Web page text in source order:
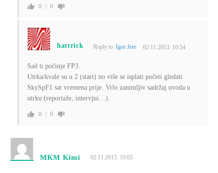
0 0
hattrick Reply to Igor Jere 02.11.2013. 10:54
Sad ti počinje FP3.
Utrka/kvale su u 2 (start) no više se isplati početi gledati
SkySpF1 sat vremena prije. Vrlo zanimljiv sadržaj uvoda u
utrku (reportaže, intervjui…).
0 0
MKM Kimi 02.11.2013. 10:05